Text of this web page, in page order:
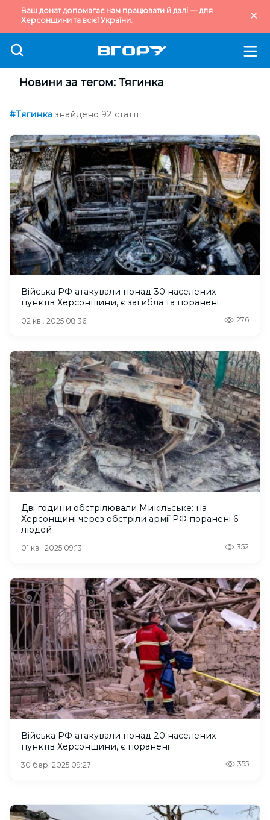
Ваш донат допомагає нам працювати й далі — для
Херсонщини та всієї України.
Новини за тегом: Тягинка
#Тягинка знайдено 92 статті
Війська РФ атакували понад 30 населених
пунктів Херсонщини, є загибла та поранені
02 кві. 2025 08:36 276
Дві години обстрілювали Микільське: на
Херсонщині через обстріли армії РФ поранені 6
людей
01 кві. 2025 09:13 352
Війська РФ атакували понад 20 населених
пунктів Херсонщини, є поранені
30 бер. 2025 09:27 355